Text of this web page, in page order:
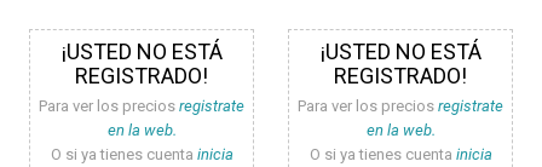
¡USTED NO ESTÁ
REGISTRADO!
Para ver los precios registrate
en la web.
O si ya tienes cuenta inicia
¡USTED NO ESTÁ
REGISTRADO!
Para ver los precios registrate
en la web.
O si ya tienes cuenta inicia